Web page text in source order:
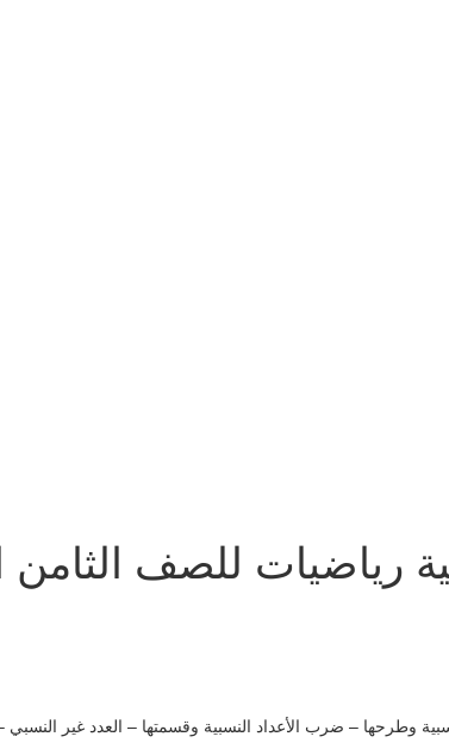
رياضيات للصف
وطرحها – ضرب الأعداد النسبية وقسمتها – العدد غير النسبي